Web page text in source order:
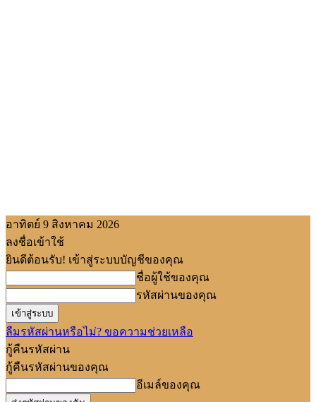
อาทิตย์ 9 สิงหาคม 2026
ลงชื่อเข้าใช้
ยินดีต้อนรับ! เข้าสู่ระบบบัญชีของคุณ
ชื่อผู้ใช้ของคุณ
รหัสผ่านของคุณ
ลืมรหัสผ่านหรือไม่? ขอความช่วยเหลือ
กู้คืนรหัสผ่าน
กู้คืนรหัสผ่านของคุณ
อีเมล์ของคุณ